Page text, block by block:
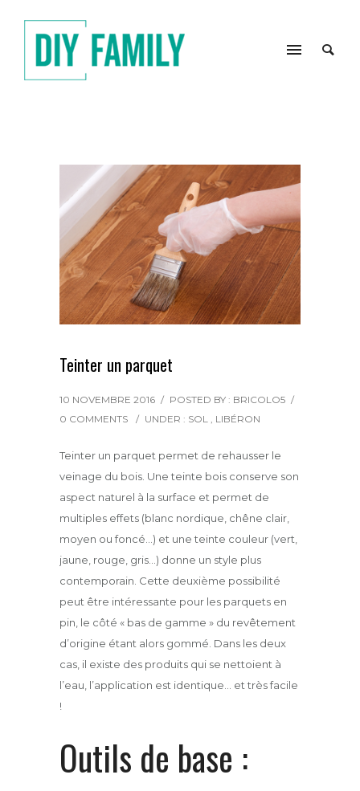
Teinter un parquet
10 NOVEMBRE 2016 / POSTED BY : BRICOLO5 /
0 COMMENTS
/ UNDER : SOL LIBÉRON
Teinter un parquet permet de rehausser le
veinage du bois. Une teinte bois conserve son
aspect naturel à la surface et permet de
multiples effets (blanc nordique, chêne clair,
moyen ou foncé…) et une teinte couleur (vert,
jaune, rouge, gris…) donne un style plus
contemporain. Cette deuxième possibilité
peut être intéressante pour les parquets en
pin, le côté « bas de gamme » du revêtement
d’origine étant alors gommé. Dans les deux
cas, il existe des produits qui se nettoient à
l’eau, l’application est identique… et très facile
!
Outils de base :